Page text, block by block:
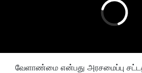
வேளாண்மை என்பது அரசமைப்பு